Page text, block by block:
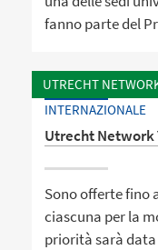
fanno parte del
UTRECHT
INTERNAZIONALE
Utrecht Network
Sono offerte fino
ciascuna per la
priorità sarà